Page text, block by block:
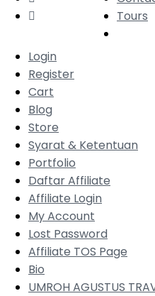
Login
Register
Cart
Blog
Store
Syarat & Ketentuan
Portfolio
Daftar Affiliate
Affiliate Login
My Account
Lost Password
Affiliate TOS Page
Bio
UMROH AGUSTUS
Tours